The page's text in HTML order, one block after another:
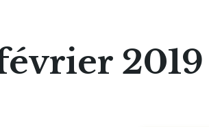
2019